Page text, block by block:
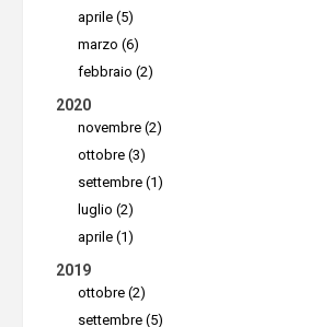
aprile (5)
marzo (6)
febbraio (2)
2020
novembre (2)
ottobre (3)
settembre (1)
luglio (2)
aprile (1)
2019
ottobre (2)
settembre (5)